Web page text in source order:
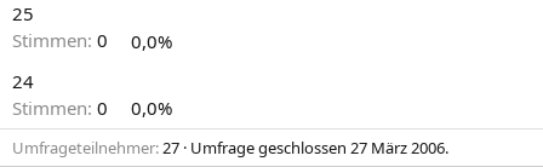
25
Stimmen: 0
0,0%
24
Stimmen: 0 0,0%
Umfrageteilnehmer 27 Umfrage geschlossen 27 März 2006.